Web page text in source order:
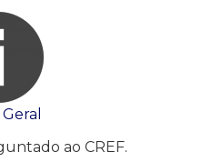
ao CREF.